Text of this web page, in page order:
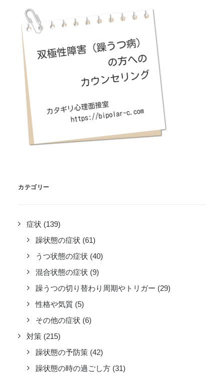
カテゴリー
症状 (139)
躁状態の症状 (61)
うつ状態の症状 (40)
混合状態の症状 (9)
躁うつの切り替わり周期やトリガー (29)
性格や気質 (5)
その他の症状 (6)
対策 (215)
躁状態の予防策 (42)
躁状態の時の過ごし方 (31)